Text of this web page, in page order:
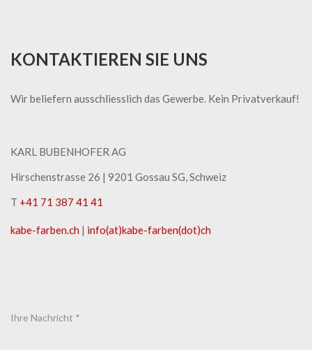
KONTAKTIEREN SIE UNS
Wir beliefern ausschliesslich das Gewerbe. Kein Privatverkauf!
KARL BUBENHOFER AG
Hirschenstrasse 26 | ​9201 Gossau SG, Schweiz
T +41 71 387 41 41
kabe-​farben.ch | info(at)kabe-​farben(dot)ch